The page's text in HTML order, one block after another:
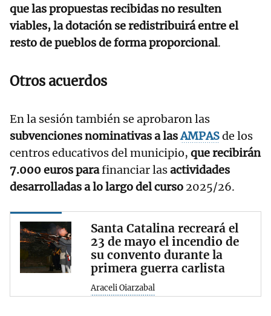
que las propuestas recibidas no resulten
viables, la dotación se redistribuirá entre el
resto de pueblos de forma proporcional.
Otros acuerdos
En la sesión también se aprobaron las
subvenciones nominativas a lasAMPASde los
centros educativos del municipio, que recibirán
7.000 euros parafinanciar lasactividades
desarrolladas a lo largo del curso 2025/26.
Santa Catalina recreará el
23 de mayo el incendio de
su convento durante la
primera guerra carlista
Araceli Oiarzabal